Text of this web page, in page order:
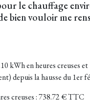
le chauffage
bien vouloir me
kWh en heures creuses
depuis la hausse du 1er
creuses : 738.72 € TTC